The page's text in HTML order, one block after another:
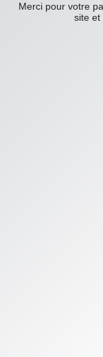
Merci pour votre
site et